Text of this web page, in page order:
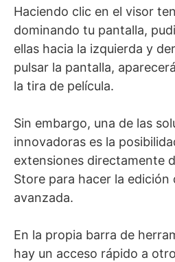
Haciendo clic en el visor
dominando tu pantalla,
ellas hacia la izquierda y
pulsar la pantalla,
la tira de película.
Sin embargo, una de las
innovadoras es la
extensiones directamente
Store para hacer la edición
avanzada.
En la propia barra de
hay un acceso rápido a